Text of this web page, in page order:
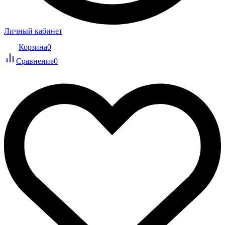
Личный кабинет
Корзина0
Сравнение0